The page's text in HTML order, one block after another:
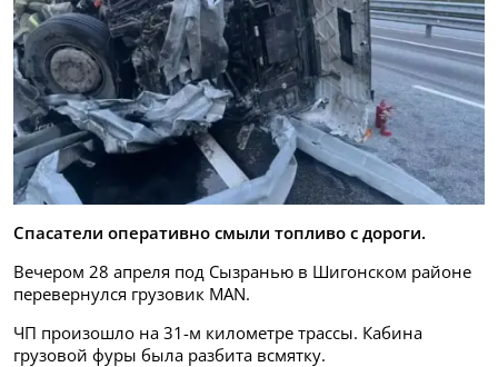
Спасатели оперативно смыли топливо с дороги.
Вечером 28 апреля под Сызранью в Шигонском районе
перевернулся грузовик MAN.
ЧП произошло на 31-м километре трассы. Кабина
грузовой фуры была разбита всмятку.